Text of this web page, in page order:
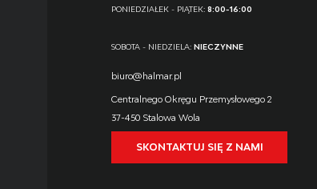
PONIEDZIAŁEK - PIĄTEK:8:00-16:00
SOBOTA - NIEDZIELA:NIECZYNNE
biuro@halmar.pl
Centralnego Okręgu Przemysłowego 2
37-450 Stalowa Wola
SKONTAKTUJ SIĘ Z NAMI